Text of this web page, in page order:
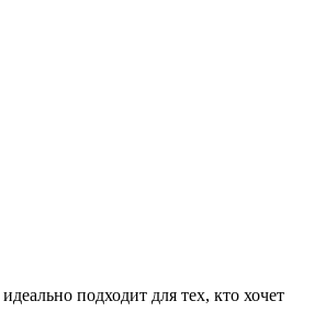
подходит для тех, кто хочет